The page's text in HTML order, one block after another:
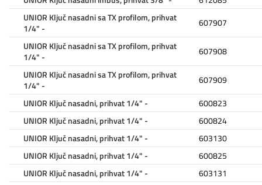
UNIOR Ključ nasadni sa TX profilom, prihvat
1/4" -
607907
UNIOR Ključ nasadni sa TX profilom, prihvat
1/4" -
607908
UNIOR Ključ nasadni sa TX profilom, prihvat
1/4" -
607909
UNIOR Ključ nasadni, prihvat 1/4" -
600823
UNIOR Ključ nasadni, prihvat 1/4" -
600824
UNIOR Ključ nasadni, prihvat 1/4" -
603130
UNIOR Ključ nasadni, prihvat 1/4" -
600825
UNIOR Ključ nasadni, prihvat 1/4" -
603131